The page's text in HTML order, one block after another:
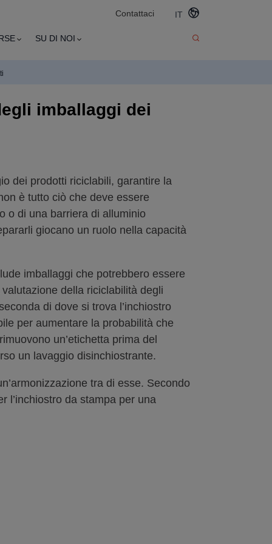
Contattaci IT
SU DI NOI
imballaggi dei
dei prodotti riciclabili, garantire la
è tutto ciò che deve essere
o di una barriera di alluminio
giocano un ruolo nella capacità
imballaggi che potrebbero essere
della riciclabilità degli
di dove si trova l’inchiostro
per aumentare la probabilità che
un’etichetta prima del
un lavaggio disinchiostrante.
tra di esse. Secondo
l’inchiostro da stampa per una